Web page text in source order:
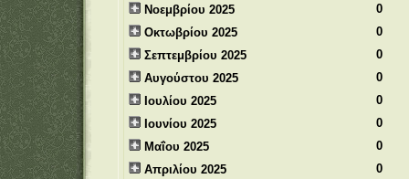
Νοεμβρίου 2025
0
Οκτωβρίου 2025
0
Σεπτεμβρίου 2025
0
Αυγούστου 2025
0
Ιουλίου 2025
0
Ιουνίου 2025
0
Μαΐου 2025
0
Απριλίου 2025
0